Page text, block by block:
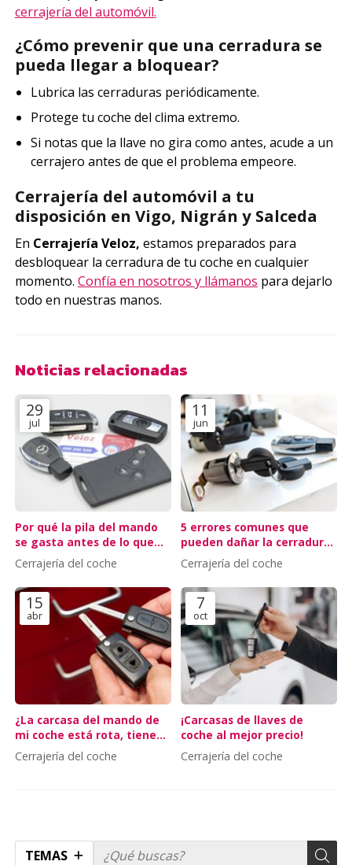
TEMAS
cerrajería del automóvil.
¿Cómo prevenir que una cerradura se
pueda llegar a bloquear?
Lubrica las cerraduras periódicamente.
Protege tu coche del clima extremo.
Si notas que la llave no gira como antes, acude a un
cerrajero antes de que el problema empeore.
Cerrajería del automóvil a tu
disposición en Vigo, Nigrán y Salceda
En Cerrajería Veloz, estamos preparados para
desbloquear la cerradura de tu coche en cualquier
momento. Confía en nosotros y llámanos para dejarlo
todo en nuestras manos.
Noticias relacionadas
29
jul
Por qué la pila del mando
se gasta antes de lo que
crees
Cerrajería del coche
11
jun
5 errores comunes que
pueden dañar la cerradura
de tu coche
Cerrajería del coche
15
abr
¿La carcasa del mando de
mi coche está rota, tiene
solución?
Cerrajería del coche
7
oct
¡Carcasas de llaves de
coche al mejor precio!
Cerrajería del coche